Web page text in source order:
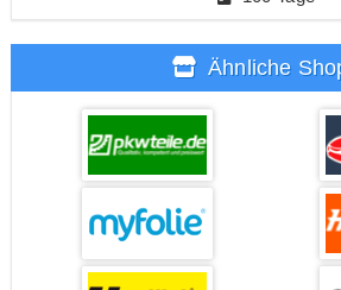
Ähnliche